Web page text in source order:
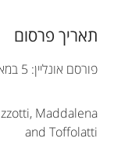
i
o
תאריך פרסום
פורסם אונליין: 5 במאי, 2023.
Maddalena
and Toffolatti